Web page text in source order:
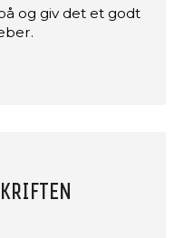
og giv det et godt